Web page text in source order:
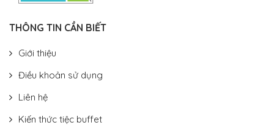
THÔNG TIN CẦN BIẾT
Giới thiệu
Điều khoản sử dụng
Liên hệ
Kiến thức tiệc buffet